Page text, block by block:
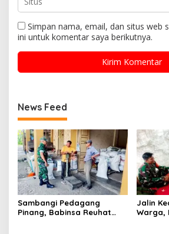
Simpan nama, email, dan situs web
ini untuk komentar saya berikutnya.
News Feed
Sambangi Pedagang
Pinang, Babinsa Reuhat
Jalin
Warga,